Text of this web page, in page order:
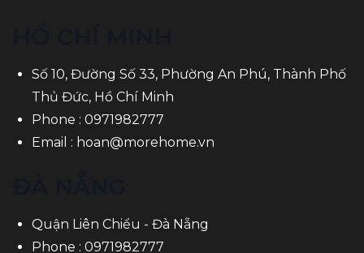
Số 10, Đường Số 33, Phường An Phú, Thành Phố
Thủ Đức, Hồ Chí Minh
Phone : 0971982777
Email : hoan@morehome.vn
Quận Liên Chiểu - Đà Nẵng
Phone : 0971982777